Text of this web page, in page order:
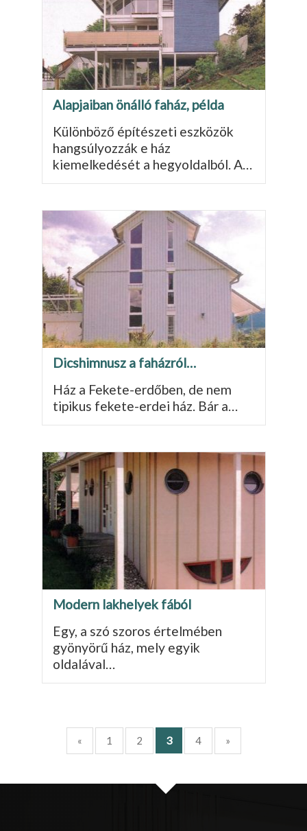
Alapjaiban önálló faház, példa
Különböző építészeti esz­közök
hangsúlyozzák e ház
kiemelkedését a hegy­oldalból. A…
Dicshimnusz a faházról…
Ház a Fekete-erdőben, de nem
tipikus fekete-erdei ház. Bár a…
Modern lakhelyek fából
Egy, a szó szoros értelmében
gyönyörű ház, mely egyik
oldalával…
« 1 2 3 4 »